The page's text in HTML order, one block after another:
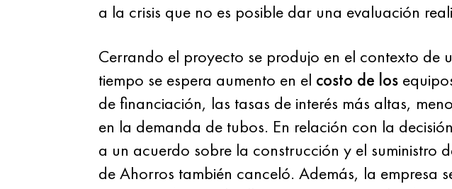
a la crisis que no es posible dar una evaluación
Cerrando el proyecto se produjo en el contexto
tiempo se espera aumento en el costo de los
de financiación, las tasas de interés más altas,
en la demanda de tubos. En relación con la
a un acuerdo sobre la construcción y el suministro
de Ahorros también canceló. Además, la empresa